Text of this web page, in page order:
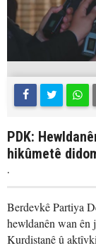
PDK:
hikûmetê
.
Berdevkê Partiya
hewldanên wan ên
Kurdistanê û